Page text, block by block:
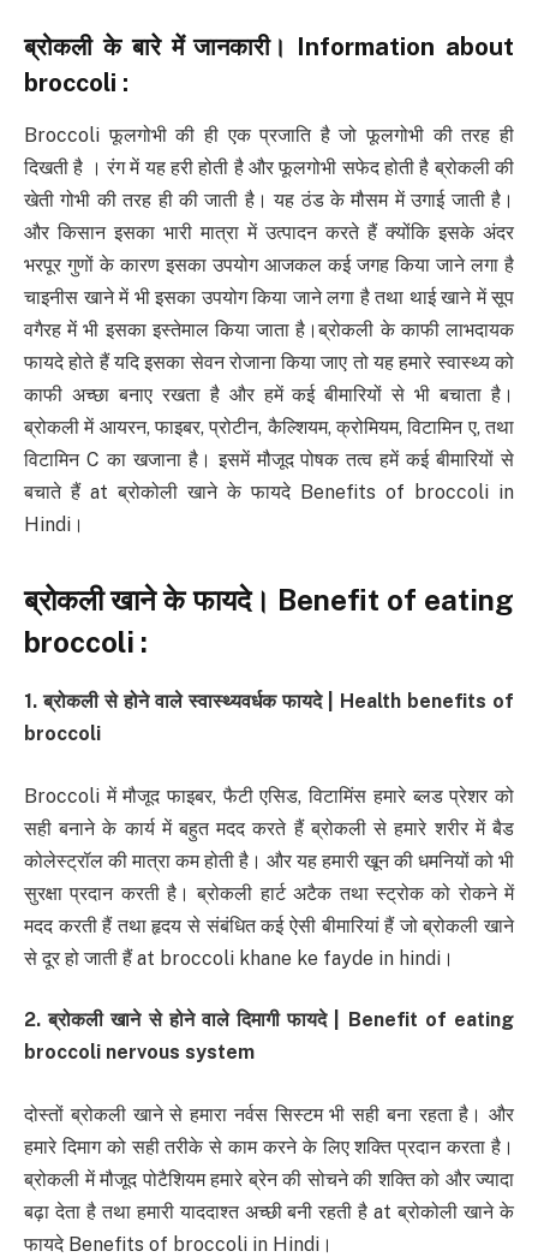
ब्रोकली के बारे में जानकारी। Information about
broccoli :
Broccoli फूलगोभी की ही एक प्रजाति है जो फूलगोभी की तरह ही
दिखती है । रंग में यह हरी होती है और फूलगोभी सफेद होती है ब्रोकली की
खेती गोभी की तरह ही की जाती है। यह ठंड के मौसम में उगाई जाती है।
और किसान इसका भारी मात्रा में उत्पादन करते हैं क्योंकि इसके अंदर
भरपूर गुणों के कारण इसका उपयोग आजकल कई जगह किया जाने लगा है
चाइनीस खाने में भी इसका उपयोग किया जाने लगा है तथा थाई खाने में सूप
वगैरह में भी इसका इस्तेमाल किया जाता है।ब्रोकली के काफी लाभदायक
फायदे होते हैं यदि इसका सेवन रोजाना किया जाए तो यह हमारे स्वास्थ्य को
काफी अच्छा बनाए रखता है और हमें कई बीमारियों से भी बचाता है।
ब्रोकली में आयरन, फाइबर, प्रोटीन, कैल्शियम, क्रोमियम, विटामिन ए, तथा
विटामिन C का खजाना है। इसमें मौजूद पोषक तत्व हमें कई बीमारियों से
बचाते हैं at ब्रोकोली खाने के फायदे Benefits of broccoli in
Hindi।
ब्रोकली खाने के फायदे। Benefit of eating
broccoli :
1. ब्रोकली से होने वाले स्वास्थ्यवर्धक फायदे | Health benefits of
broccoli
Broccoli में मौजूद फाइबर, फैटी एसिड, विटामिंस हमारे ब्लड प्रेशर को
सही बनाने के कार्य में बहुत मदद करते हैं ब्रोकली से हमारे शरीर में बैड
कोलेस्ट्रॉल की मात्रा कम होती है। और यह हमारी खून की धमनियों को भी
सुरक्षा प्रदान करती है। ब्रोकली हार्ट अटैक तथा स्ट्रोक को रोकने में
मदद करती हैं तथा हृदय से संबंधित कई ऐसी बीमारियां हैं जो ब्रोकली खाने
से दूर हो जाती हैं at broccoli khane ke fayde in hindi।
2. ब्रोकली खाने से होने वाले दिमागी फायदे | Benefit of eating
broccoli nervous system
दोस्तों ब्रोकली खाने से हमारा नर्वस सिस्टम भी सही बना रहता है। और
हमारे दिमाग को सही तरीके से काम करने के लिए शक्ति प्रदान करता है।
ब्रोकली में मौजूद पोटैशियम हमारे ब्रेन की सोचने की शक्ति को और ज्यादा
बढ़ा देता है तथा हमारी याददाश्त अच्छी बनी रहती है at ब्रोकोली खाने के
फायदे Benefits of broccoli in Hindi।